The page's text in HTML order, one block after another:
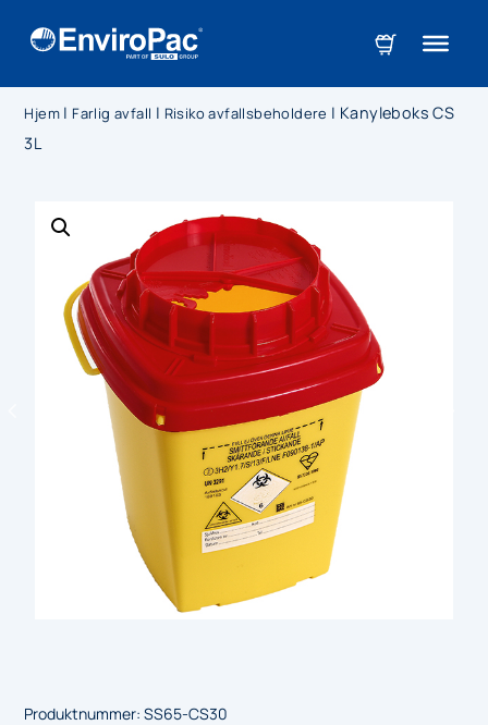
Hjem | Farlig avfall | Risiko avfallsbeholdere | Kanyleboks CS
3L
Produktnummer:SS65-CS30